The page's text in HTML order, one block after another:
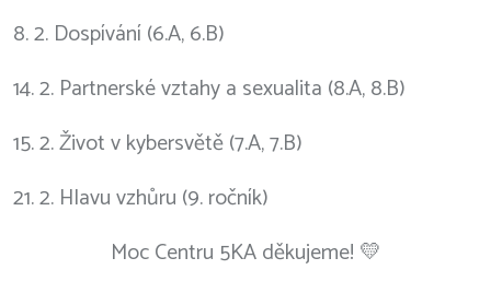
8. 2. Dospívání (6.A, 6.B)
14. 2. Partnerské vztahy a sexualita (8.A, 8.B)
15. 2. Život v kybersvětě (7.A, 7.B)
21. 2. HIavu vzhůru (9. ročník)
Moc Centru 5KA děkujeme! 💛